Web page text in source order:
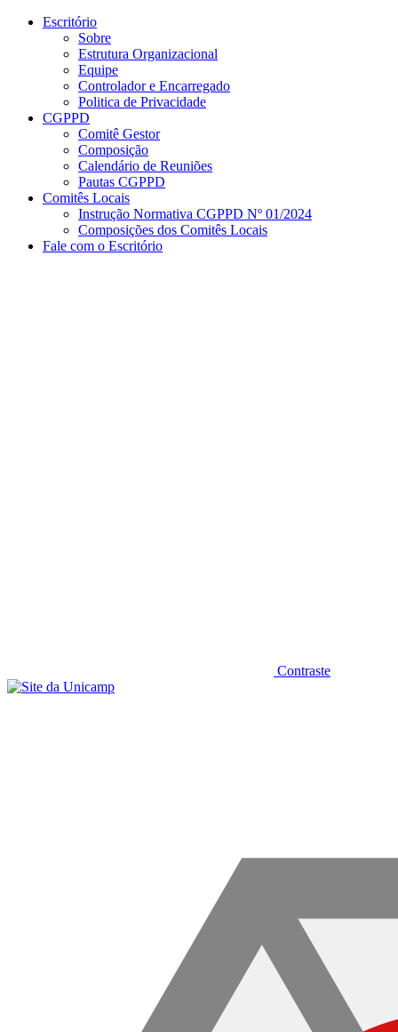
Conteúdo principal
Escritório
Sobre
Estrutura Organizacional
Equipe
Controlador e Encarregado
Politica de Privacidade
CGPPD
Comitê Gestor
Composição
Calendário de Reuniões
Pautas CGPPD
Comitês Locais
Instrução Normativa CGPPD Nº 01/2024
Composições dos Comitês Locais
Fale com o Escritório
Contraste